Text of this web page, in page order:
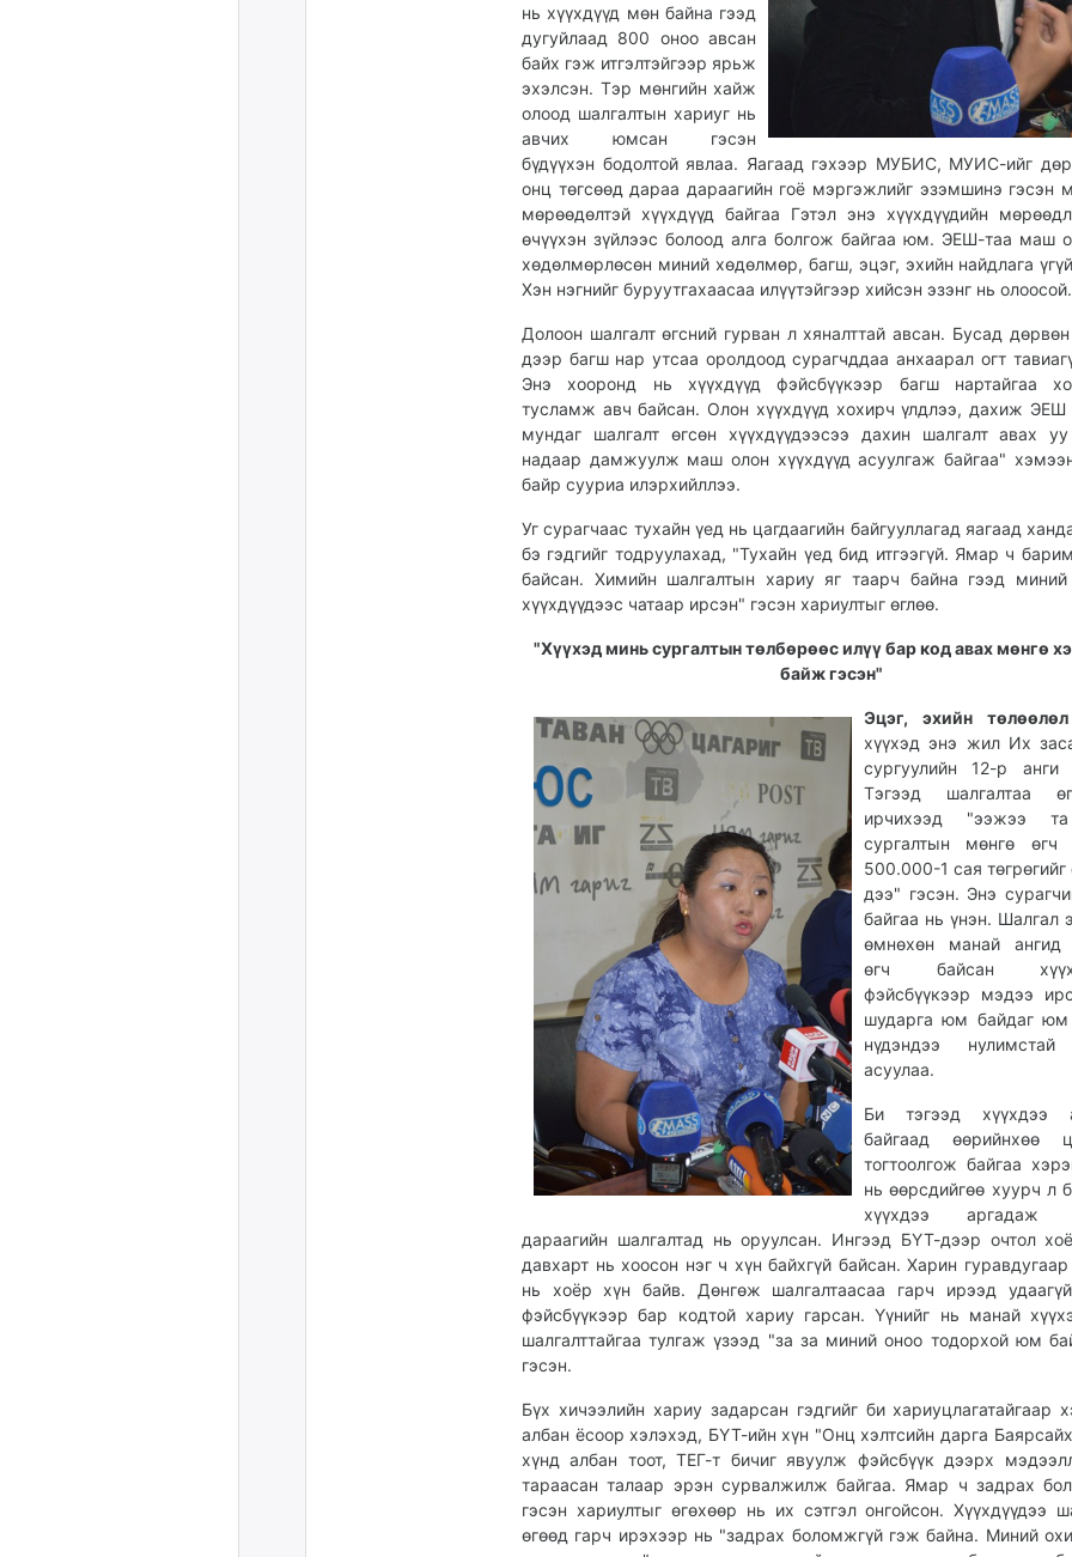
нь хүүхдүүд мөн байна гээд
дугуйлаад 800 оноо авсан
байх гэж итгэлтэйгээр ярьж
эхэлсэн. Тэр мөнгийн хайж
олоод шалгалтын хариуг нь
авчих юмсан гэсэн
бүдүүхэн бодолтой явлаа. Яагаад гэхээр МУБИС, МУИС-ийг
онц төгсөөд дараа дараагийн гоё мэргэжлийг эзэмшинэ гэсэн
мөрөөдөлтэй хүүхдүүд байгаа Гэтэл энэ хүүхдүүдийн
өчүүхэн зүйлээс болоод алга болгож байгаа юм. ЭЕШ-таа маш
хөдөлмөрлөсөн миний хөдөлмөр, багш, эцэг, эхийн найдлага
Хэн нэгнийг буруутгахаасаа илүүтэйгээр хийсэн эзэнг нь олоосой.
Долоон шалгалт өгсний гурван л хяналттай авсан. Бусад
дээр багш нар утсаа оролдоод сурагчддаа анхаарал огт
Энэ хооронд нь хүүхдүүд фэйсбүүкээр багш нартайгаа
тусламж авч байсан. Олон хүүхдүүд хохирч үлдлээ, дахиж ЭЕШ
мундаг шалгалт өгсөн хүүхдүүдээсээ дахин шалгалт авах уу
надаар дамжуулж маш олон хүүхдүүд асуулгаж байгаа"
байр сууриа илэрхийллээ.
Уг сурагчаас тухайн үед нь цагдаагийн байгууллагад яагаад
бэ гэдгийг тодруулахад, "Тухайн үед бид итгээгүй. Ямар ч
байсан. Химийн шалгалтын хариу яг таарч байна гээд миний
хүүхдүүдээс чатаар ирсэн" гэсэн хариултыг өглөө.
"Хүүхэд минь сургалтын төлбөрөөс илүү бар код авах мөнгө
байж гэсэн"
Эцэг, эхийн төлөөлөл
хүүхэд энэ жил Их
сургуулийн 12-р анги
Тэгээд шалгалтаа
ирчихээд "ээжээ
сургалтын мөнгө өгч
500.000-1 сая төгрөгийг
дээ" гэсэн. Энэ
байгаа нь үнэн. Шалгал
өмнөхөн манай ангид
өгч байсан
фэйсбүүкээр мэдээ
шударга юм байдаг юм
нүдэндээ нулимстай
асуулаа.
Би тэгээд хүүхдээ
байгаад өөрийнхөө
тогтоолгож байгаа
нь өөрсдийгөө хуурч л
хүүхдээ аргадаж
дараагийн шалгалтад нь оруулсан. Ингээд БҮТ-дээр очтол
давхарт нь хоосон нэг ч хүн байхгүй байсан. Харин
нь хоёр хүн байв. Дөнгөж шалгалтаасаа гарч ирээд
фэйсбүүкээр бар кодтой хариу гарсан. Үүнийг нь манай
шалгалттайгаа тулгаж үзээд "за за миний оноо тодорхой юм
гэсэн.
Бүх хичээлийн хариу задарсан гэдгийг би хариуцлагатайгаар
албан ёсоор хэлэхэд, БҮТ-ийн хүн "Онц хэлтсийн дарга
хүнд албан тоот, ТЕГ-т бичиг явуулж фэйсбүүк дээрх
тараасан талаар эрэн сурвалжилж байгаа. Ямар ч задрах
гэсэн хариултыг өгөхөөр нь их сэтгэл онгойсон. Хүүхдүүдээ
өгөөд гарч ирэхээр нь "задрах боломжгүй гэж байна. Миний